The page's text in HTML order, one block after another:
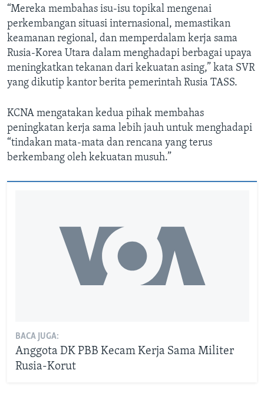
“Mereka membahas isu-isu topikal mengenai
perkembangan situasi internasional, memastikan
keamanan regional, dan memperdalam kerja sama
Rusia-Korea Utara dalam menghadapi berbagai upaya
meningkatkan tekanan dari kekuatan asing,” kata SVR
yang dikutip kantor berita pemerintah Rusia TASS.
KCNA mengatakan kedua pihak membahas
peningkatan kerja sama lebih jauh untuk menghadapi
“tindakan mata-mata dan rencana yang terus
berkembang oleh kekuatan musuh.”
BACA JUGA:
Anggota DK PBB Kecam Kerja Sama Militer
Rusia-Korut